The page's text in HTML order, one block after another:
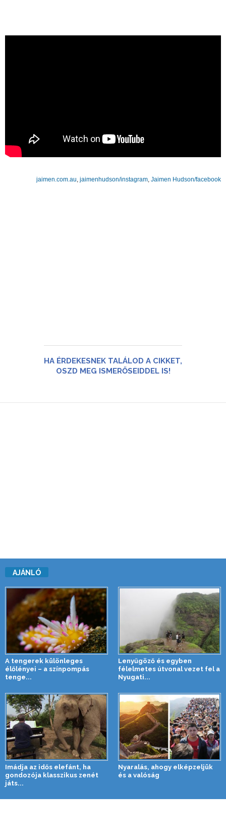
jaimen.com.au, jaimenhudson/instagram, Jaimen Hudson/facebook
HA ÉRDEKESNEK TALÁLOD A CIKKET,
OSZD MEG ISMERŐSEIDDEL IS!
AJÁNLÓ
A tengerek különleges
élőlényei – a színpompás
tenge...
Lenyűgöző és egyben
félelmetes útvonal vezet fel a
Nyugati...
Imádja az idős elefánt, ha
gondozója klasszikus zenét
játs...
Nyaralás, ahogy elképzeljük
és a valóság